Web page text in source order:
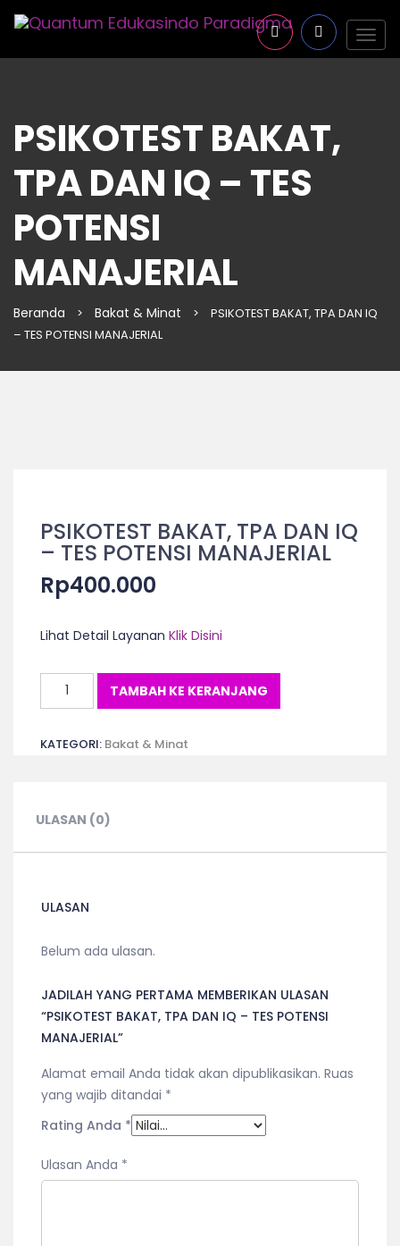
PSIKOTEST BAKAT,
TPA DAN IQ – TES
POTENSI
MANAJERIAL
Beranda > Bakat & Minat >
PSIKOTEST BAKAT, TPA DAN IQ
– TES POTENSI MANAJERIAL
PSIKOTEST BAKAT, TPA DAN IQ
– TES POTENSI MANAJERIAL
Rp400.000
Lihat Detail Layanan Klik Disini
Kuantitas
PSIKOTEST
TPA
-
POTENSI
TAMBAH KE KERANJANG
KATEGORI: Bakat & Minat
ULASAN (0)
ULASAN
Belum ada ulasan.
JADILAH YANG PERTAMA MEMBERIKAN ULASAN
“PSIKOTEST BAKAT, TPA DAN IQ – TES POTENSI
MANAJERIAL”
Alamat email Anda tidak akan dipublikasikan. Ruas
yang wajib ditandai *
Rating Anda *
Ulasan Anda *